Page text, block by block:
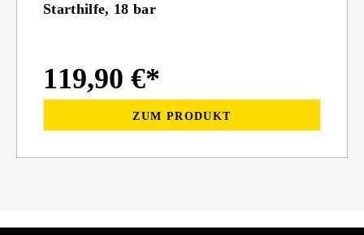
Starthilfe, 18 bar
119,90 €*
ZUM PRODUKT